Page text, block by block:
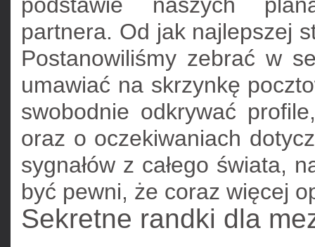
partnera. Od jak najlepszej
Postanowiliśmy zebrać w
umawiać na skrzynkę
swobodnie odkrywać
oraz o oczekiwaniach
sygnałów z całego świata,
być pewni, że coraz więcej
Sekretne randki dla